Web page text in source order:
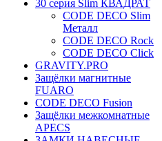
30 серия Slim КВАДРАТ
CODE DECO Slim
Металл
CODE DECO Rock
CODE DECO Click
GRAVITY.PRO
Защёлки магнитные
FUARO
CODE DECO Fusion
Защёлки межкомнатные
APECS